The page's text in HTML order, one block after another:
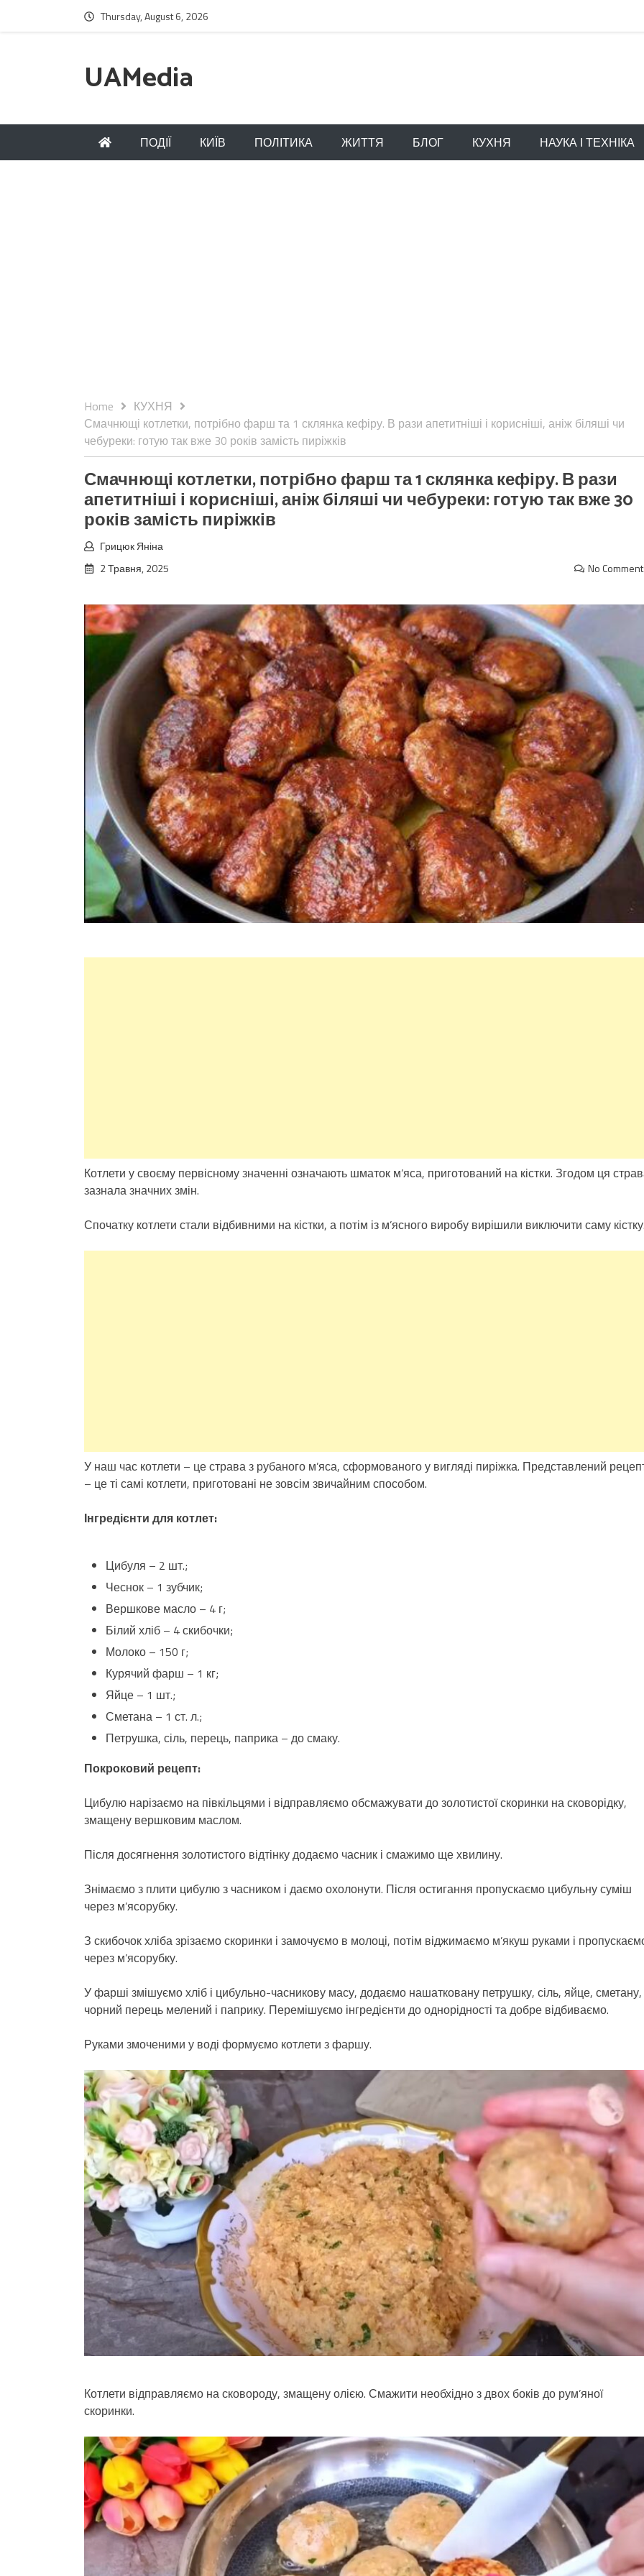
Thursday, August 6, 2026
UAMedia
ПОДІЇ КИЇВ ПОЛІТИКА ЖИТТЯ БЛОГ КУХНЯ НАУКА І ТЕХНІКА
Home
КУХНЯ
Смачнющі котлетки, потрібно фарш та 1 склянка кефіру. В рази апетитніші і корисніші, аніж біляші чи
чебуреки: готую так вже 30 років замість пиріжків
Смачнющі котлетки, потрібно фарш та 1 склянка кефіру. В рази
апетитніші і корисніші, аніж біляші чи чебуреки: готую так вже 30
років замість пиріжків
Грицюк Яніна
2 Травня, 2025
No
Котлети у своєму первісному значенні означають шматок м’яса, приготований на кістки. Згодом ця
зазнала значних змін.
Спочатку котлети стали відбивними на кістки, а потім із м’ясного виробу вирішили виключити саму
У наш час котлети – це страва з рубаного м’яса, сформованого у вигляді пиріжка. Представлений
– це ті самі котлети, приготовані не зовсім звичайним способом.
Інгредієнти для котлет:
Цибуля – 2 шт.;
Чеснок – 1 зубчик;
Вершкове масло – 4 г;
Білий хліб – 4 скибочки;
Молоко – 150 г;
Курячий фарш – 1 кг;
Яйце – 1 шт.;
Сметана – 1 ст. л.;
Петрушка, сіль, перець, паприка – до смаку.
Покроковий рецепт:
Цибулю нарізаємо на півкільцями і відправляємо обсмажувати до золотистої скоринки на сковорідку,
змащену вершковим маслом.
Після досягнення золотистого відтінку додаємо часник і смажимо ще хвилину.
Знімаємо з плити цибулю з часником і даємо охолонути. Після остигання пропускаємо цибульну суміш
через м’ясорубку.
З скибочок хліба зрізаємо скоринки і замочуємо в молоці, потім віджимаємо м’якуш руками і
через м’ясорубку.
У фарші змішуємо хліб і цибульно-часникову масу, додаємо нашатковану петрушку, сіль, яйце, сметану,
чорний перець мелений і паприку. Перемішуємо інгредієнти до однорідності та добре відбиваємо.
Руками змоченими у воді формуємо котлети з фаршу.
Котлети відправляємо на сковороду, змащену олією. Смажити необхідно з двох боків до рум’яної
скоринки.